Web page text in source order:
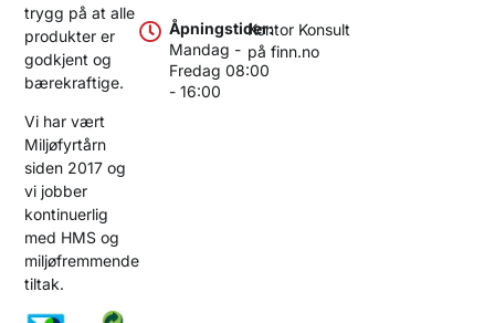
trygg på at alle
produkter er
godkjent og
bærekraftige.
Vi har vært
Miljøfyrtårn
siden 2017 og
vi jobber
kontinuerlig
med HMS og
miljøfremmende
tiltak.
Åpningstider:
Mandag -
Fredag 08:00
- 16:00
Kontor Konsult
på finn.no